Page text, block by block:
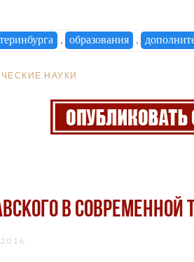
, образования ,
НАУКИ
в современной
.